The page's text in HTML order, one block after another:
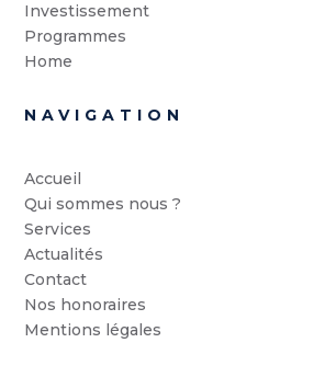
Investissement
Programmes
Home
NAVIGATION
Accueil
Qui sommes nous ?
Services
Actualités
Contact
Nos honoraires
Mentions légales